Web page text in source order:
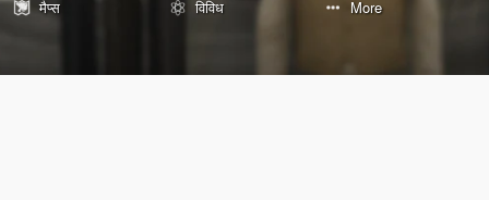
मैप्स
विविध More